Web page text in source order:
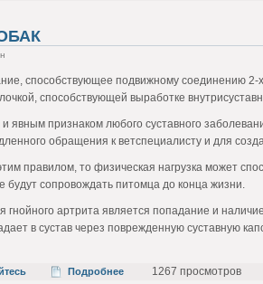
способствующее подвижному соединению 2-
способствующей выработке
явным признаком любого суставного
обращения к ветспециалисту и для
правилом, то физическая нагрузка может
будут сопровождать питомца до конца жизни.
гнойного артрита является попадание и
в сустав через поврежденную суставную
Подробнее 1267 просмотров